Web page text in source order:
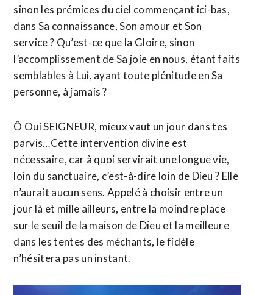
sinon les prémices du ciel commençant ici-bas,
dans Sa connaissance, Son amour et Son
service ? Qu’est-ce que la Gloire, sinon
l’accomplissement de Sa joie en nous, étant faits
semblables à Lui, ayant toute plénitude en Sa
personne, à jamais ?
Ô Oui SEIGNEUR, mieux vaut un jour dans tes
parvis…Cette intervention divine est
nécessaire, car à quoi servirait une longue vie,
loin du sanctuaire, c’est-à-dire loin de Dieu ? Elle
n’aurait aucun sens. Appelé à choisir entre un
jour là et mille ailleurs, entre la moindre place
sur le seuil de la maison de Dieu et la meilleure
dans les tentes des méchants, le fidèle
n’hésitera pas un instant.